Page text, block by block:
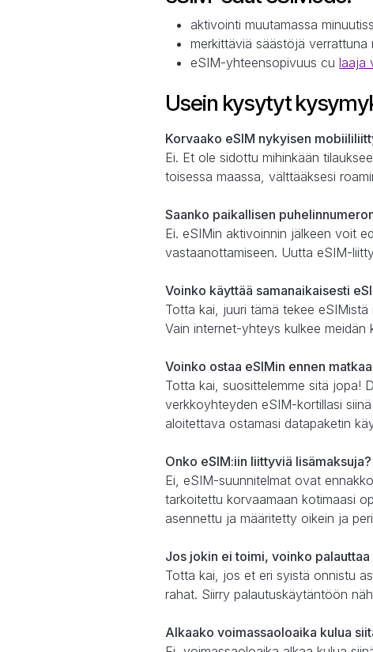
aktivointi muutamassa
merkittäviä säästöjä verrattuna
eSIM-yhteensopivuus cu laaja
Usein kysytyt
Korvaako eSIM nykyisen
Ei. Et ole sidottu mihinkään
toisessa maassa, välttääksesi
Saanko paikallisen
Ei. eSIMin aktivoinnin jälkeen voit
vastaanottamiseen. Uutta eSIM-
Voinko käyttää samanaikaisesti
Totta kai, juuri tämä tekee
Vain internet-yhteys kulkee
Voinko ostaa eSIMin ennen
Totta kai, suosittelemme sitä jopa!
verkkoyhteyden eSIM-kortillasi
aloitettava ostamasi datapaketin
Onko eSIM:iin liittyviä lisämaksuja?
Ei, eSIM-suunnitelmat ovat
tarkoitettu korvaamaan kotimaasi
asennettu ja määritetty oikein ja
Jos jokin ei toimi, voinko palauttaa
Totta kai, jos et eri syistä onnistu
rahat. Siirry palautuskäytäntöön
Alkaako voimassaoloaika kulua